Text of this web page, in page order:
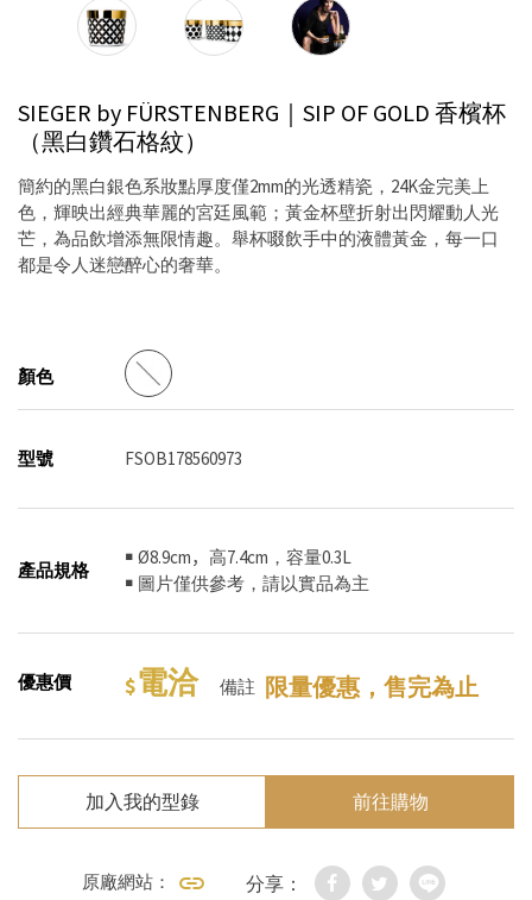
SIEGER by FÜRSTENBERG｜SIP OF GOLD 香檳杯
（黑白鑽石格紋）
簡約的黑白銀色系妝點厚度僅2mm的光透精瓷，24K金完美上
色，輝映出經典華麗的宮廷風範；黃金杯壁折射出閃耀動人光
芒，為品飲增添無限情趣。舉杯啜飲手中的液體黃金，每一口
都是令人迷戀醉心的奢華。
顏色
型號 FSOB178560973
產品規格
￭ Ø8.9cm，高7.4cm，容量0.3L
￭ 圖片僅供參考，請以實品為主
優惠價 電洽 備註 限量優惠，售完為止
加入我的型錄 前往購物
原廠網站： 分享：